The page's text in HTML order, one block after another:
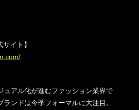
サイト】
ュアル化が進むファッション業界で
ンドは今季フォーマルに大注目。